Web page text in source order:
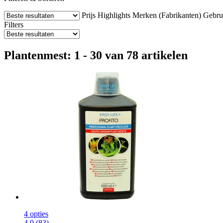
Prijs Highlights Merken (Fabrikanten)
Filters
Plantenmest: 1 - 30 van 78 artikelen
4 opties